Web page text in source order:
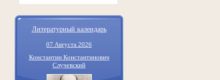
Литературный календарь
07 Августа 2026
Константин Константинович
Случевский